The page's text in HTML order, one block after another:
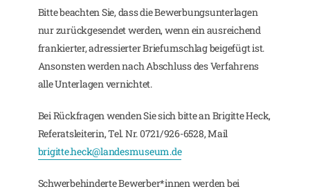
Bitte beachten Sie, dass die Bewerbungsunterlagen
nur zurückgesendet werden, wenn ein ausreichend
frankierter, adressierter Briefumschlag beigefügt ist.
Ansonsten werden nach Abschluss des Verfahrens
alle Unterlagen vernichtet.
Bei Rückfragen wenden Sie sich bitte an Brigitte Heck,
Referatsleiterin, Tel. Nr. 0721/926-6528, Mail
brigitte.heck@landesmuseum.de
Schwerbehinderte Bewerber*innen werden bei